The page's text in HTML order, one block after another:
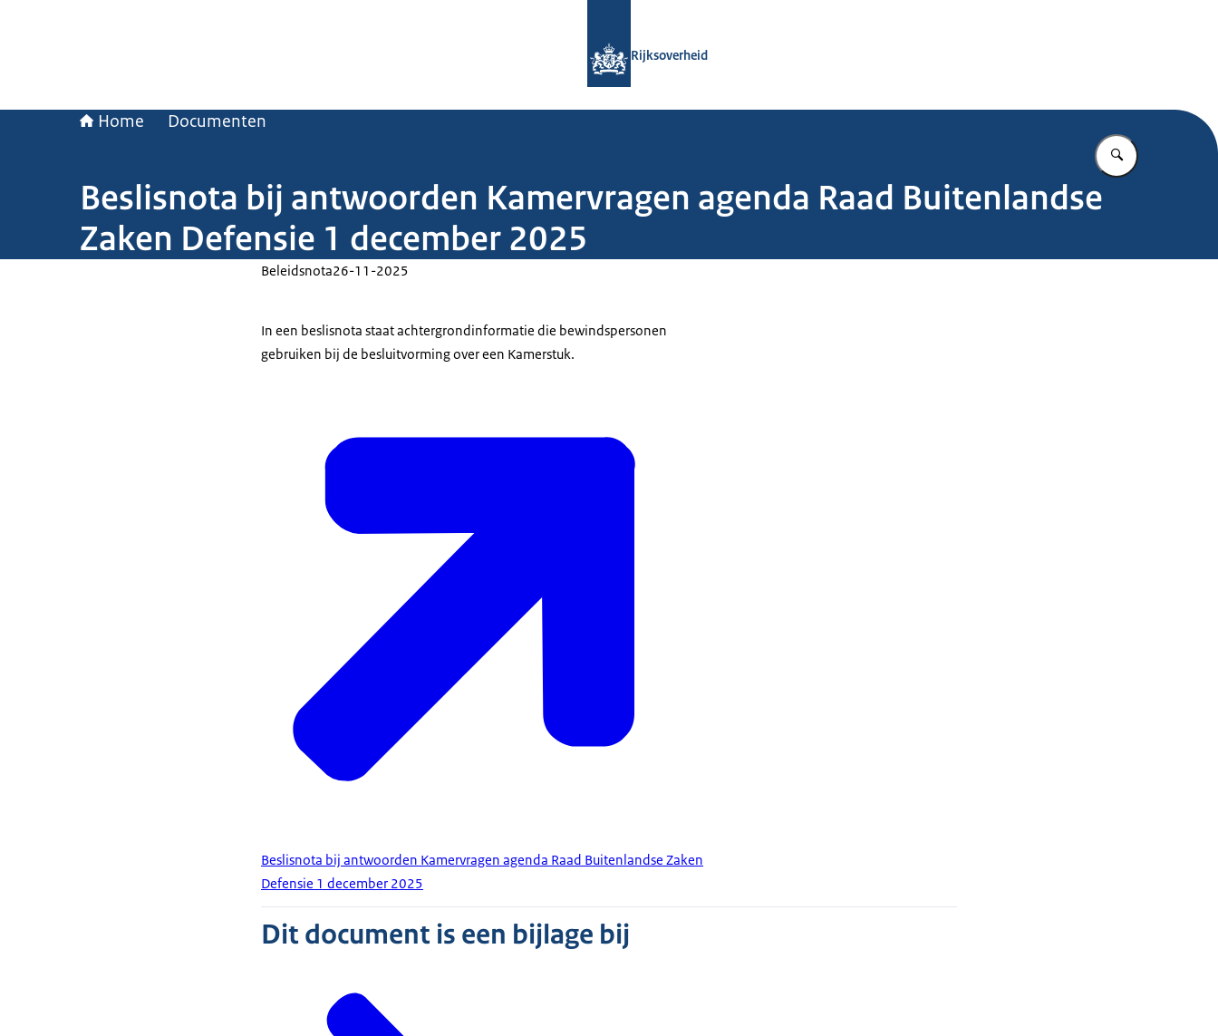
Rijksoverheid
Home Documenten
Vul in wat u
Beslisnota bij antwoorden Kamervragen agenda Raad Buitenlandse
Zaken Defensie 1 december 2025
Beleidsnota26-11-2025
In een beslisnota staat achtergrondinformatie die bewindspersonen
gebruiken bij de besluitvorming over een Kamerstuk.
Beslisnota bij antwoorden Kamervragen agenda Raad Buitenlandse Zaken
Defensie 1 december 2025
Dit document is een bijlage bij